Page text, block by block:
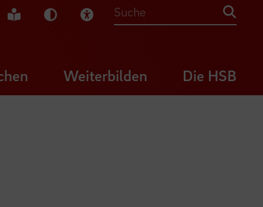
Gebärdensprache
Leichte Sprache
Dunkel-Modus
Visuelle Hilfe
Suche
Weiterbilden Die HSB